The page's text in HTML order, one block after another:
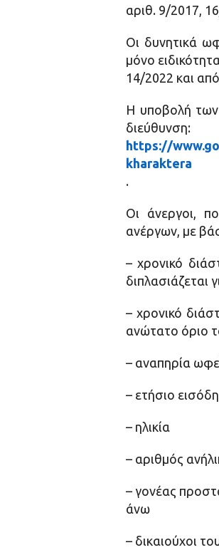
αριθ. 9/2017,
Οι δυνητικά
μόνο
14/2022 και
Η υποβολή των
διεύθυνση:
https://
kharaktera
.
Οι άνεργοι,
ανέργων, με
– χρονικό
διπλασιάζεται
– χρονικό
ανώτατο όριο
– αναπηρία
– ετήσιο
– ηλικία
– αριθμός
– γονέας
άνω
– δικαιούχοι